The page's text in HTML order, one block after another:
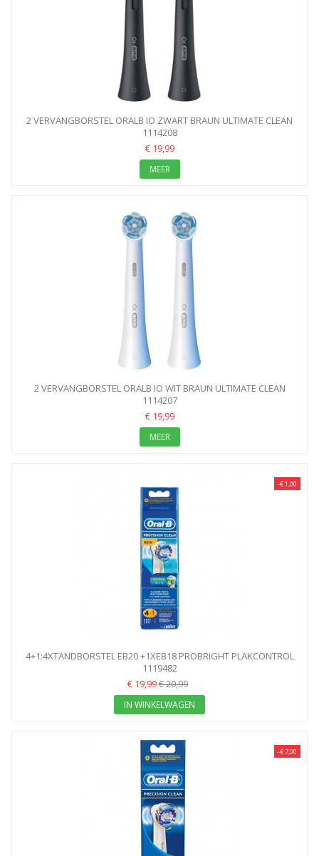
2 VERVANGBORSTEL ORALB IO ZWART BRAUN ULTIMATE CLEAN
1114208
€ 19,99
MEER
2 VERVANGBORSTEL ORALB IO WIT BRAUN ULTIMATE CLEAN
1114207
€ 19,99
MEER
-€ 1,00
4+1:4XTANDBORSTEL EB20 +1XEB18 PROBRIGHT PLAKCONTROL
BRAUN
1119482
€ 19,99€ 20,99
IN WINKELWAGEN
-€ 7,00